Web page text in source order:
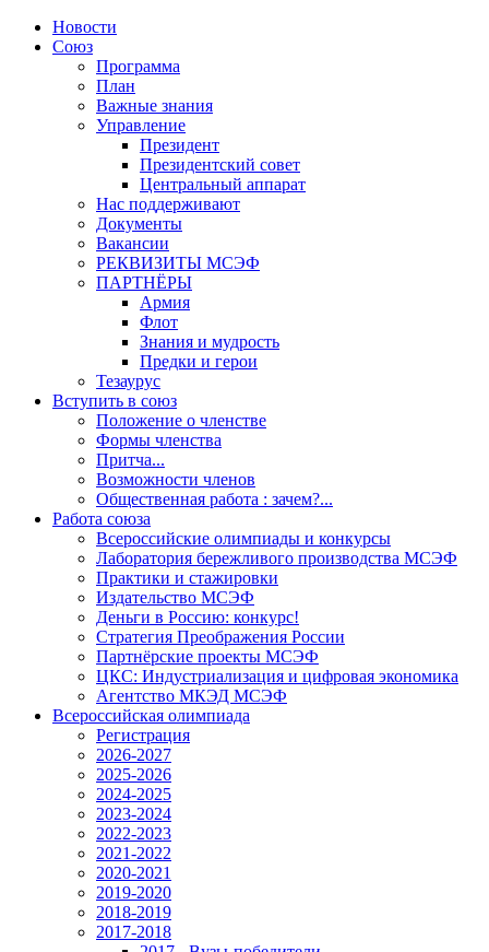
Новости
Союз
Программа
План
Важные знания
Управление
Президент
Президентский совет
Центральный аппарат
Нас поддерживают
Документы
Вакансии
РЕКВИЗИТЫ МСЭФ
ПАРТНЁРЫ
Армия
Флот
Знания и мудрость
Предки и герои
Тезаурус
Вступить в союз
Положение о членстве
Формы членства
Притча...
Возможности членов
Общественная работа : зачем?...
Работа союза
Всероссийские олимпиады и конкурсы
Лаборатория бережливого производства МСЭФ
Практики и стажировки
Издательство МСЭФ
Деньги в Россию: конкурс!
Стратегия Преображения России
Партнёрские проекты МСЭФ
ЦКС: Индустриализация и цифровая экономика
Агентство МКЭД МСЭФ
Всероссийская олимпиада
Регистрация
2026-2027
2025-2026
2024-2025
2023-2024
2022-2023
2021-2022
2020-2021
2019-2020
2018-2019
2017-2018